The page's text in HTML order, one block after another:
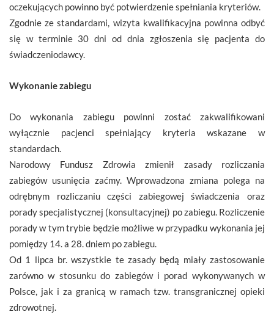
oczekujących powinno być potwierdzenie spełniania kryteriów.
Zgodnie ze standardami, wizyta kwalifikacyjna powinna odbyć
się w terminie 30 dni od dnia zgłoszenia się pacjenta do
świadczeniodawcy.
Wykonanie zabiegu
Do wykonania zabiegu powinni zostać zakwalifikowani
wyłącznie pacjenci spełniający kryteria wskazane w
standardach.
Narodowy Fundusz Zdrowia zmienił zasady rozliczania
zabiegów usunięcia zaćmy. Wprowadzona zmiana polega na
odrębnym rozliczaniu części zabiegowej świadczenia oraz
porady specjalistycznej (konsultacyjnej) po zabiegu. Rozliczenie
porady w tym trybie będzie możliwe w przypadku wykonania jej
pomiędzy 14. a 28. dniem po zabiegu.
Od 1 lipca br. wszystkie te zasady będą miały zastosowanie
zarówno w stosunku do zabiegów i porad wykonywanych w
Polsce, jak i za granicą w ramach tzw. transgranicznej opieki
zdrowotnej.